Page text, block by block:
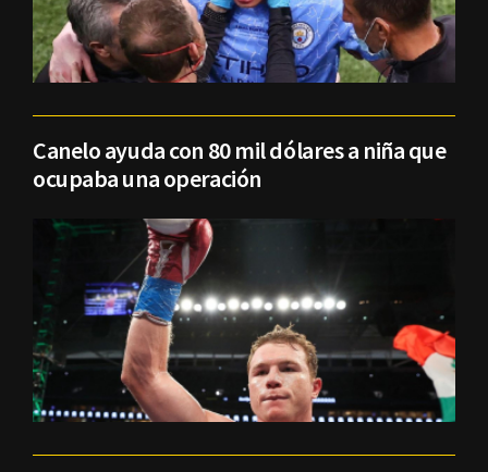
Canelo ayuda con 80 mil dólares a niña que
ocupaba una operación